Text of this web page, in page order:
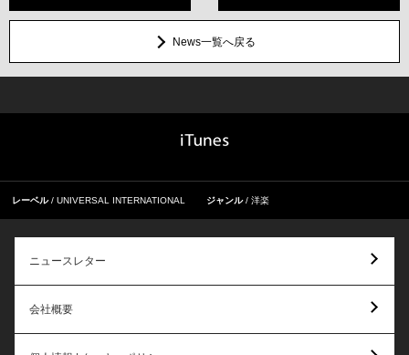
News一覧へ戻る
レーベル UNIVERSAL INTERNATIONAL ジャンル 洋楽
ニュースレター
会社概要